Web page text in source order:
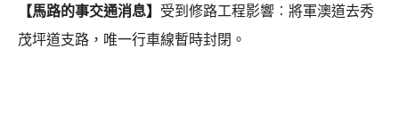
【馬路的事交通消息】 受到修路工程影響︰將軍澳道去秀
茂坪道支路，唯一行車線暫時封閉。